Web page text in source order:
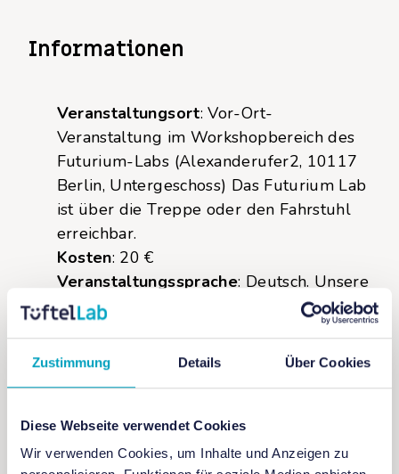
Zustimmung Details Über Cookies
Diese Webseite verwendet Cookies
Wir verwenden Cookies, um Inhalte und Anzeigen zu
Informationen
Veranstaltungsort: Vor-Ort-
Veranstaltung im Workshopbereich des
Futurium-Labs (Alexanderufer2, 10117
Berlin, Untergeschoss) Das Futurium Lab
ist über die Treppe oder den Fahrstuhl
erreichbar.
Kosten: 20 €
Veranstaltungssprache: Deutsch. Unsere
Mentor*innen sprechen Deutsch und
Englisch. Sie unterstützen euch gern bei
den Experimenten und Workshop-
Angeboten.
Alter: 10–14 Jahre
Dauer: 5 Stunden täglich an drei